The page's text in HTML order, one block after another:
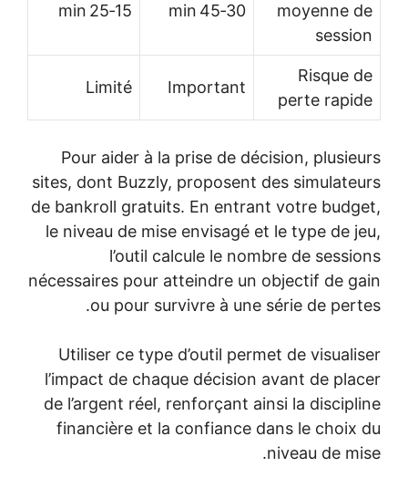
moyenne de
session
30‑45 min
15‑25 min
Risque de
perte rapide
Important
Limité
Pour aider à la prise de décision, plusieurs
sites, dont Buzzly, proposent des simulateurs
de bankroll gratuits. En entrant votre budget,
le niveau de mise envisagé et le type de jeu,
l’outil calcule le nombre de sessions
nécessaires pour atteindre un objectif de gain
ou pour survivre à une série de pertes.
Utiliser ce type d’outil permet de visualiser
l’impact de chaque décision avant de placer
de l’argent réel, renforçant ainsi la discipline
financière et la confiance dans le choix du
niveau de mise.